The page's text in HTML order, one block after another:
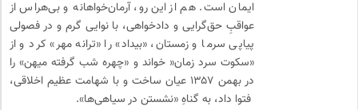
ایمان است. هم از این رو، آرمان‌خواهانه و بی‌هراس از
عواقبِ حق‌گرایی و دادخواهی، با نوایی گرم و در فصولی
پیاپی سرما و زمستان، «بیداد» را «ترانه مهر» کرد و از
«سکوت سرد زمان« خواند و «چهره شب گرفته میهن» را
در بهمن ۱۳۵۷ عیان ساخت و با شهامت عظیم اخلاقی،
فتوا داد، به گناهِ «نشستن در سیاهی‌ها».